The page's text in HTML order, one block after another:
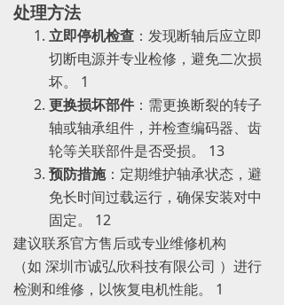
处理方法
立即停机检查 ‌：发现断轴后应立即
切断电源并专业检修，避免二次损
坏。 ‌1
更换损坏部件 ‌：需更换断裂的转子
轴或轴承组件，并检查编码器、齿
轮等关联部件是否受损。 ‌13
预防措施‌：定期维护轴承状态，避
免长时间过载运行，确保安装对中
固定。 ‌12
建议联系官方售后或专业维修机构
（如 深圳市诚弘欣科技有限公司 ）进行
检测和维修，以恢复电机性能。 ‌1